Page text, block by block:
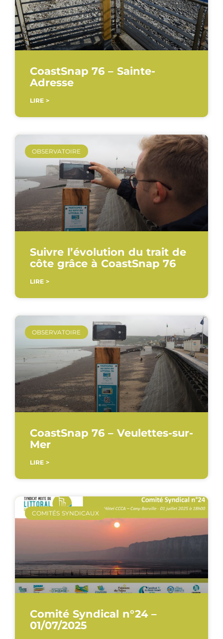
CoastSnap 76 – Sainte-
Adresse
LIRE >
OBSERVATOIRE
Suivre l’évolution du trait de
côte grâce à CoastSnap 76
LIRE >
OBSERVATOIRE
CoastSnap 76 – Veulettes-sur-
Mer
LIRE >
COMITÉS SYNDICAUX
Comité Syndical n°24 –
01/07/2025